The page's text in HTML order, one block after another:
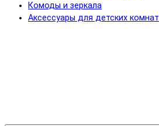
Комоды и зеркала
Аксессуары для детских комнат